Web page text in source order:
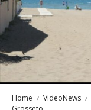
Home VideoNews